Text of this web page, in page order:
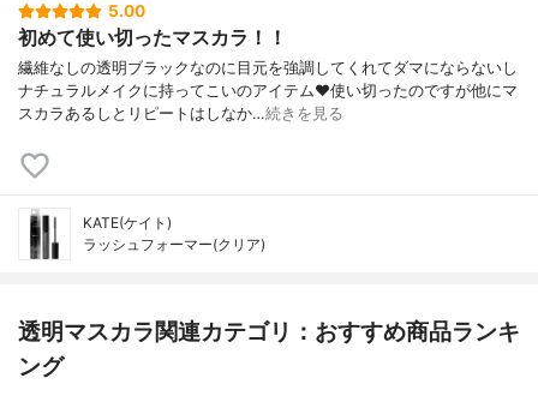
5.00
初めて使い切ったマスカラ！！
繊維なしの透明ブラックなのに目元を強調してくれてダマにならないし
ナチュラルメイクに持ってこいのアイテム❤️使い切ったのですが他にマ
スカラあるしとリピートはしなか…続きを見る
KATE(ケイト)
ラッシュフォーマー(クリア)
透明マスカラ関連カテゴリ：おすすめ商品ランキ
ング